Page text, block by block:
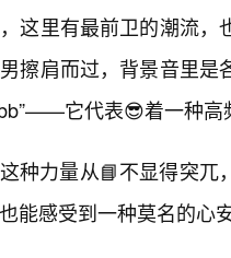
这里有最前卫的潮流
擦肩而过，背景音里
它代表😎着一种
种力量从📘不显得突兀
能感受到一种莫名的心